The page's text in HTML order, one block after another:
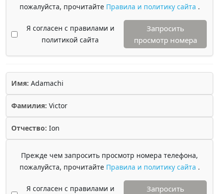
пожалуйста, прочитайте Правила и политику сайта .
Я согласен с правилами и
политикой сайта
Запросить
просмотр номера
Имя: Adamachi
Фамилия: Victor
Отчество: Ion
Прежде чем запросить просмотр номера телефона,
пожалуйста, прочитайте Правила и политику сайта .
Я согласен с правилами и
Запросить